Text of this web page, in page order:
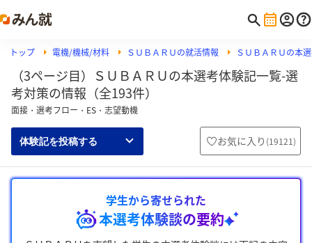
トップ 電機/機械/材料 ＳＵＢＡＲＵの就活情報 ＳＵＢＡＲＵの本
（3ページ目）ＳＵＢＡＲＵの本選考体験記一覧-選
考対策の情報（全193件）
面接・選考フロー・ES・志望動機
体験記を投稿する お気に入り (19121)
学生から寄せられた
本選考体験談の要約